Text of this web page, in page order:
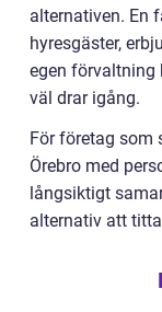
alternativen. En
hyresgäster,
egen förvaltning
väl drar igång.
För företag som
Örebro med
långsiktigt
alternativ att